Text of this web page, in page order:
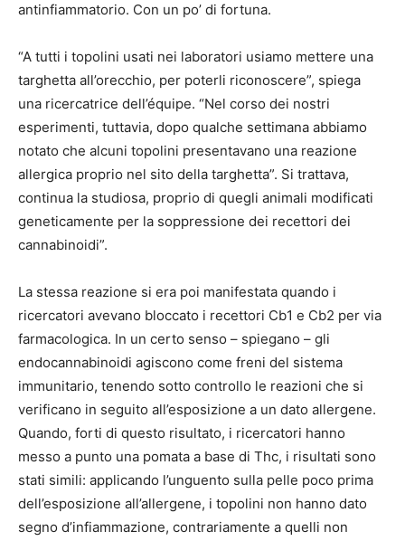
antinfiammatorio. Con un po’ di fortuna.
“A tutti i topolini usati nei laboratori usiamo mettere una
targhetta all’orecchio, per poterli riconoscere”, spiega
una ricercatrice dell’équipe. “Nel corso dei nostri
esperimenti, tuttavia, dopo qualche settimana abbiamo
notato che alcuni topolini presentavano una reazione
allergica proprio nel sito della targhetta”. Si trattava,
continua la studiosa, proprio di quegli animali modificati
geneticamente per la soppressione dei recettori dei
cannabinoidi”.
La stessa reazione si era poi manifestata quando i
ricercatori avevano bloccato i recettori Cb1 e Cb2 per via
farmacologica. In un certo senso – spiegano – gli
endocannabinoidi agiscono come freni del sistema
immunitario, tenendo sotto controllo le reazioni che si
verificano in seguito all’esposizione a un dato allergene.
Quando, forti di questo risultato, i ricercatori hanno
messo a punto una pomata a base di Thc, i risultati sono
stati simili: applicando l’unguento sulla pelle poco prima
dell’esposizione all’allergene, i topolini non hanno dato
segno d’infiammazione, contrariamente a quelli non